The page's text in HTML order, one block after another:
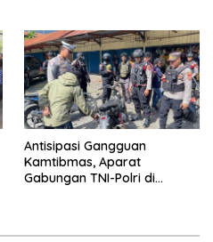
Antisipasi Gangguan
Kamtibmas, Aparat
Gabungan TNI-Polri di